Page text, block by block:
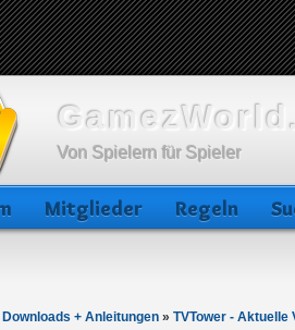
Von Spielern für Spieler
Mitglieder Regeln
Downloads + Anleitungen » TVTower - Aktuelle